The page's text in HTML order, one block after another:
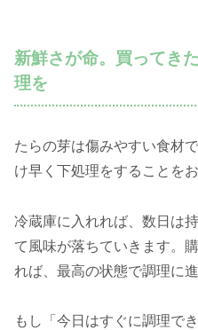
新鮮さが命。買ってき
理を
たらの芽は傷みやすい食材
け早く下処理をすることを
冷蔵庫に入れれば、数日は
て風味が落ちていきます。
れば、最高の状態で調理に
もし「今日はすぐに調理で